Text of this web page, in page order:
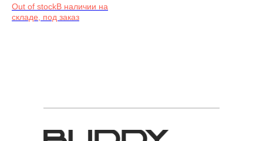
Out of stock